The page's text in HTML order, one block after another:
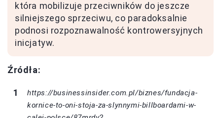
która mobilizuje przeciwników do jeszcze
silniejszego sprzeciwu, co paradoksalnie
podnosi rozpoznawalność kontrowersyjnych
inicjatyw.
Źródła:
https://businessinsider.com.pl/biznes/fundacja-
kornice-to-oni-stoja-za-slynnymi-billboardami-w-